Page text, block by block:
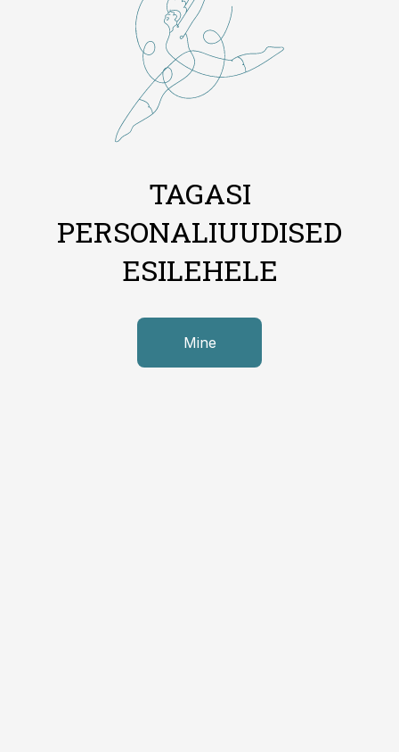
TAGASI
PERSONALIUUDISED
ESILEHELE
Mine